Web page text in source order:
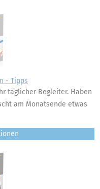
- Tipps
täglicher Begleiter. Haben
am Monatsende etwas